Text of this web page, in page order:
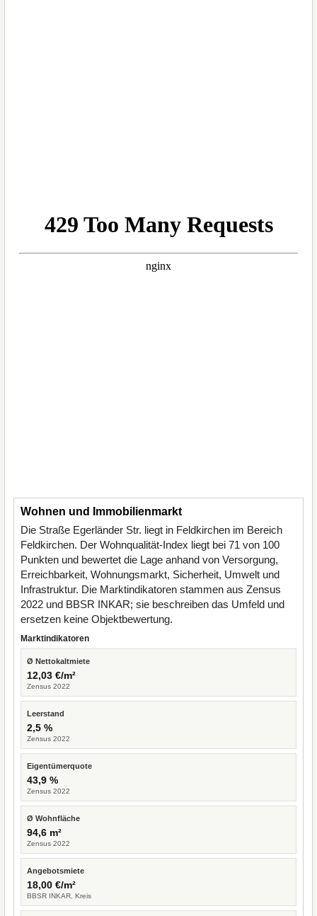
Wohnen und Immobilienmarkt
Die Straße Egerländer Str. liegt in Feldkirchen im Bereich
Feldkirchen. Der Wohnqualität-Index liegt bei 71 von 100
Punkten und bewertet die Lage anhand von Versorgung,
Erreichbarkeit, Wohnungsmarkt, Sicherheit, Umwelt und
Infrastruktur. Die Marktindikatoren stammen aus Zensus
2022 und BBSR INKAR; sie beschreiben das Umfeld und
ersetzen keine Objektbewertung.
Marktindikatoren
Ø Nettokaltmiete
12,03 €/m²
Zensus 2022
Leerstand
2,5 %
Zensus 2022
Eigentümerquote
43,9 %
Zensus 2022
Ø Wohnfläche
94,6 m²
Zensus 2022
Angebotsmiete
18,00 €/m²
BBSR INKAR, Kreis